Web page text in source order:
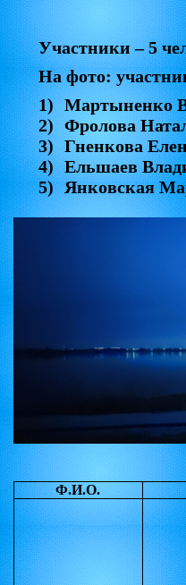
Участники – 5
На фото:
1) Мартыненко
2) Фролова
3) Гненкова
4) Ельшаев
5) Янковская
Ф.И.О.